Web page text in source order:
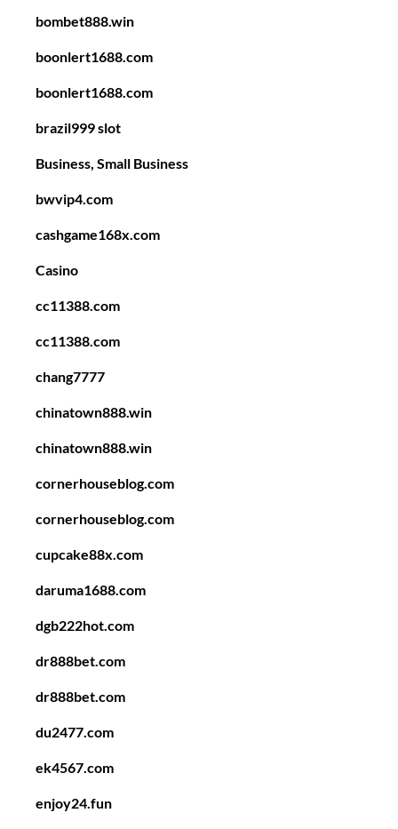
bombet888.win
boonlert1688.com
boonlert1688.com
brazil999 slot
Business, Small Business
bwvip4.com
cashgame168x.com
Casino
cc11388.com
cc11388.com
chang7777
chinatown888.win
chinatown888.win
cornerhouseblog.com
cornerhouseblog.com
cupcake88x.com
daruma1688.com
dgb222hot.com
dr888bet.com
dr888bet.com
du2477.com
ek4567.com
enjoy24.fun